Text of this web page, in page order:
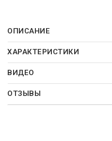
ОПИСАНИЕ
ХАРАКТЕРИСТИКИ
ВИДЕО
ОТЗЫВЫ